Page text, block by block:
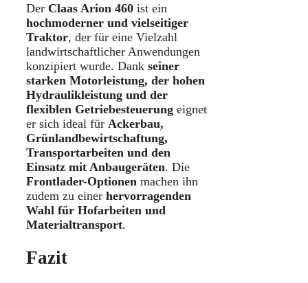
Der Claas Arion 460 ist ein
hochmoderner und vielseitiger
Traktor, der für eine Vielzahl
landwirtschaftlicher Anwendungen
konzipiert wurde. Dank seiner
starken Motorleistung, der hohen
Hydraulikleistung und der
flexiblen Getriebesteuerung eignet
er sich ideal für Ackerbau,
Grünlandbewirtschaftung,
Transportarbeiten und den
Einsatz mit Anbaugeräten. Die
Frontlader-Optionen machen ihn
zudem zu einer hervorragenden
Wahl für Hofarbeiten und
Materialtransport.
Fazit